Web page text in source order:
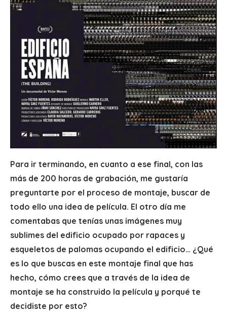
Para ir terminando, en cuanto a ese final, con las
más de 200 horas de grabación, me gustaría
preguntarte por el proceso de montaje, buscar de
todo ello una idea de película. El otro día me
comentabas que tenías unas imágenes muy
sublimes del edificio ocupado por rapaces y
esqueletos de palomas ocupando el edificio… ¿Qué
es lo que buscas en este montaje final que has
hecho, cómo crees que a través de la idea de
montaje se ha construido la película y porqué te
decidiste por esto?